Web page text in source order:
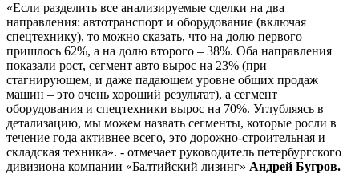
«Если разделить все анализируемые сделки на два
направления: автотранспорт и оборудование (включая
спецтехнику), то можно сказать, что на долю первого
пришлось 62%, а на долю второго – 38%. Оба направления
показали рост, сегмент авто вырос на 23% (при
стагнирующем, и даже падающем уровне общих продаж
машин – это очень хороший результат), а сегмент
оборудования и спецтехники вырос на 70%. Углубляясь в
детализацию, мы можем назвать сегменты, которые росли в
течение года активнее всего, это дорожно-строительная и
складская техника». - отмечает руководитель петербургского
дивизиона компании «Балтийский лизинг» Андрей Бугров.